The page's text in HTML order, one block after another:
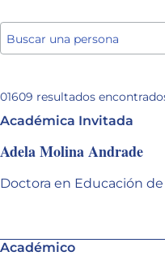
Buscar una persona
01609 resultados
Académica Invitada
Adela Molina Andrade
Doctora en Educación
Académico